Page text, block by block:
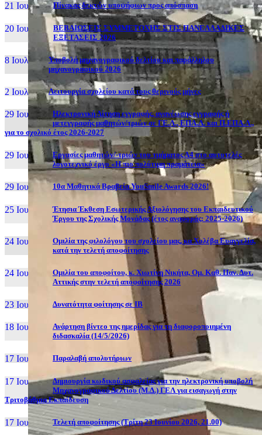
21 Ιουλ, 26 Πίνακας δεκτών υποψήφιων προς απόσπαση
20 Ιουλ, 26
ΒΕΒΑΙΩΣΕΙΣ ΣΥΜΜΕΤΟΧΗΣ ΣΤΙΣ ΠΑΝΕΛΛΑΔΙΚΕΣ
ΕΞΕΤΑΣΕΙΣ 2026
8 Ιουλ, 26
Υποβολή μηχανογραφικού δελτίου και παράλληλου
μηχανογραφικού 2026
2 Ιουλ, 26 Λειτουργία σχολείου κατά τους θερινούς μήνες
29 Ιουν, 26
Ηλεκτρονική Αίτηση εγγραφής, ανανέωσης εγγραφής ή
μετεγγραφής μαθητών/τριών σε ΓΕ.Λ., ΕΠΑ.Λ. και Π.ΕΠΑ.Λ.,
για το σχολικό έτος 2026-2027
29 Ιουν, 26
Εργασίες μαθητών/-τριών του τμήματος Α4 στο αυτοτελές
λογοτεχνικό έργο «Η πιο πολύτιμη πραμάτεια»
29 Ιουν, 26 10α Μαθητικά Βραβεία YouSmile Awards 2026!
25 Ιουν, 26
Έτησια Έκθεση Εσωτερικής Αξιολόγησης του Εκπαιδευτικού
Έργου της Σχολικής Μονάδας (έτος αναφοράς: 2025-2026)
24 Ιουν, 26
Ομιλία της φιλολόγου του σχολείου μας, κα Χολέβα Ευαγγελία,
κατά την τελετή αποφοίτησης
24 Ιουν, 26
Ομιλία του αποφοίτου, κ. Χιωτίνη Νικήτα, Ομ. Καθ. Παν. Δυτ.
Αττικής στην τελετή αποφοίτησης 2026
23 Ιουν, 26 Δυνατότητα φοίτησης σε ΙΒ
18 Ιουν, 26
Ανάρτηση βίντεο της ημερίδας για τη διαφοροποιημένη
διδασκαλία (14/5/2026)
17 Ιουν, 26 Παραλαβή απολυτήριων
17 Ιουν, 26
Δημιουργία κωδικού ασφαλείας για την ηλεκτρονική υποβολή
Μηχανογραφικού Δελτίου (Μ.Δ.) ΓΕΛ για εισαγωγή στην
Τριτοβάθμια Εκπαίδευση
17 Ιουν, 26 Τελετή αποφοίτησης (Τρίτη 23 Ιουνίου 2026, 21.00)